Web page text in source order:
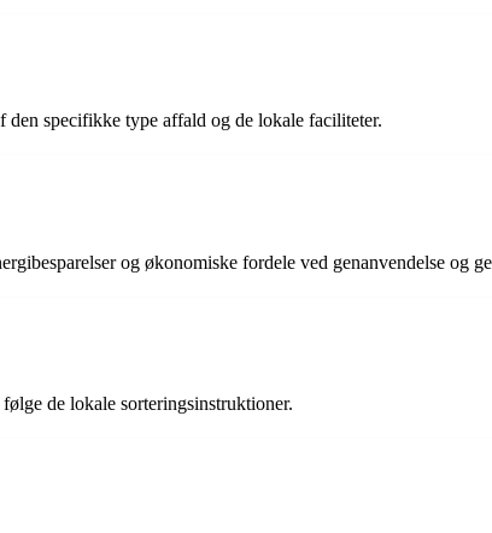
specifikke type affald og de lokale faciliteter.
og økonomiske fordele ved genanvendelse og
de lokale sorteringsinstruktioner.